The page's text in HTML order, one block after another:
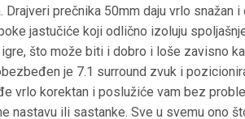
Drajveri prečnika 50mm daju vrlo snažan
jastučiće koji odlično izoluju
što može biti i dobro i loše zavisno
je 7.1 surround zvuk i
vrlo korektan i poslužiće vam bez
nastavu ili sastanke. Sve u svemu ono